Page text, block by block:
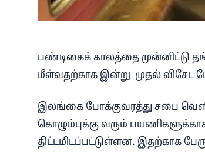
பண்டிகைக் காலத்தை முன்னிட்டு
மீள்வதற்காக இன்று முதல் விசேட
இலங்கை போக்குவரத்து சபை
கொழும்புக்கு வரும்
திட்டமிடப்பட்டுள்ளன. இதற்காக